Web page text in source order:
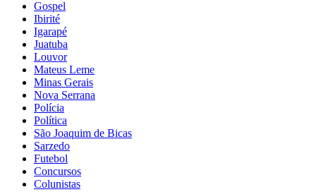
Gospel
Ibirité
Igarapé
Juatuba
Louvor
Mateus Leme
Minas Gerais
Nova Serrana
Polícia
Política
São Joaquim de Bicas
Sarzedo
Futebol
Concursos
Colunistas